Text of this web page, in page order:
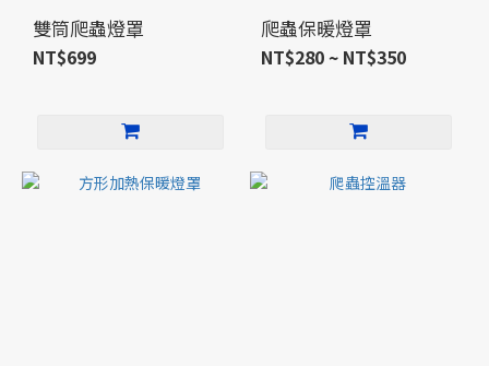
雙筒爬蟲燈罩
NT$699
爬蟲保暖燈罩
NT$280 ~ NT$350